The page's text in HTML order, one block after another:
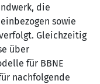
die
sowie
Gleichzeitig
über
für BBNE
nachfolgende